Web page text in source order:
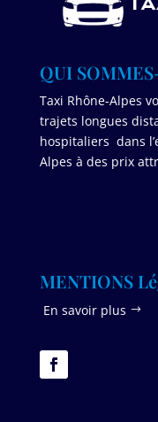
QUI
Taxi Rhône-Alpes
trajets longues
hospitaliers dans
Alpes à des prix
MENTIONS
En savoir plus